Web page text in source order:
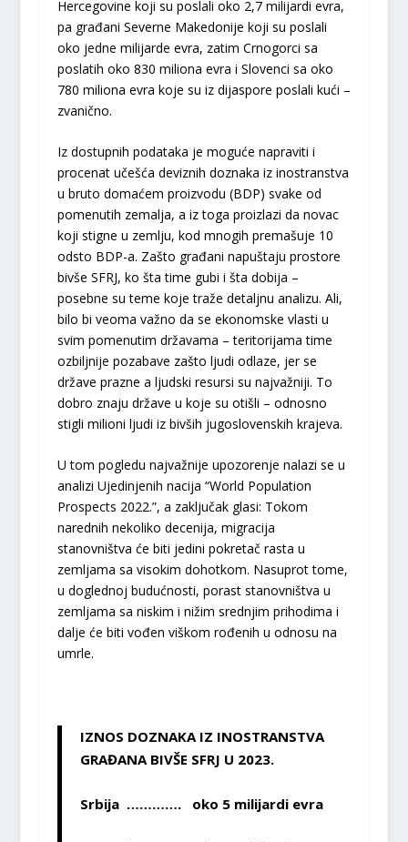
Hercegovine koji su poslali oko 2,7 milijardi evra,
pa građani Severne Makedonije koji su poslali
oko jedne milijarde evra, zatim Crnogorci sa
poslatih oko 830 miliona evra i Slovenci sa oko
780 miliona evra koje su iz dijaspore poslali kući –
zvanično.
Iz dostupnih podataka je moguće napraviti i
procenat učešća deviznih doznaka iz inostranstva
u bruto domaćem proizvodu (BDP) svake od
pomenutih zemalja, a iz toga proizlazi da novac
koji stigne u zemlju, kod mnogih premašuje 10
odsto BDP-a. Zašto građani napuštaju prostore
bivše SFRJ, ko šta time gubi i šta dobija –
posebne su teme koje traže detaljnu analizu. Ali,
bilo bi veoma važno da se ekonomske vlasti u
svim pomenutim državama – teritorijama time
ozbiljnije pozabave zašto ljudi odlaze, jer se
države prazne a ljudski resursi su najvažniji. To
dobro znaju države u koje su otišli – odnosno
stigli milioni ljudi iz bivših jugoslovenskih krajeva.
U tom pogledu najvažnije upozorenje nalazi se u
analizi Ujedinjenih nacija “World Population
Prospects 2022.”, a zaključak glasi: Tokom
narednih nekoliko decenija, migracija
stanovništva će biti jedini pokretač rasta u
zemljama sa visokim dohotkom. Nasuprot tome,
u doglednoj budućnosti, porast stanovništva u
zemljama sa niskim i nižim srednjim prihodima i
dalje će biti vođen viškom rođenih u odnosu na
umrle.
IZNOS DOZNAKA IZ INOSTRANSTVA
GRAĐANA BIVŠE SFRJ U 2023.
Srbija …………. oko 5 milijardi evra